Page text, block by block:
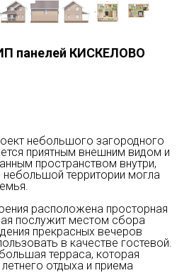
панелей КИСКЕЛОВО
небольшого загородного
приятным внешним видом и
пространством внутри,
небольшой территории могла
расположена просторная
послужит местом сбора
прекрасных вечеров
в качестве гостевой.
терраса, которая
отдыха и приема